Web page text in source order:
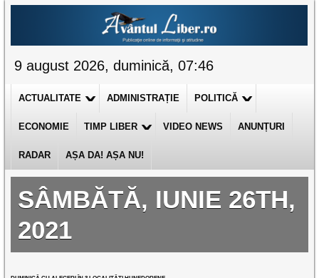
9 august 2026, duminică, 07:46
ACTUALITATE ADMINISTRAȚIE POLITICĂ
ECONOMIE TIMP LIBER VIDEO NEWS ANUNȚURI
RADAR AȘA DA! AȘA NU!
SÂMBĂTĂ, IUNIE 26TH,
2021